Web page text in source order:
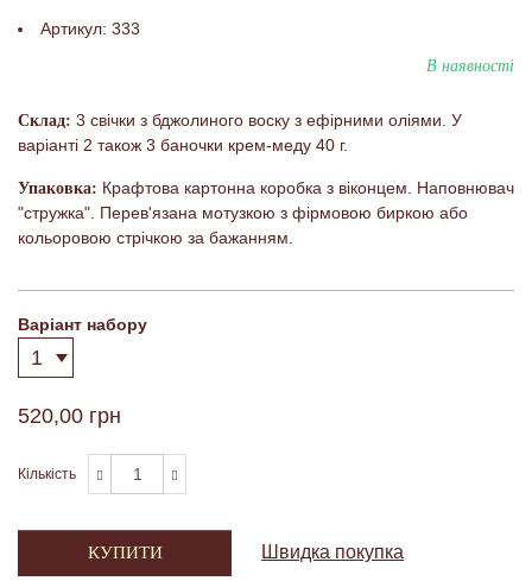
Артикул: 333
В наявності
Склад: 3 свічки з бджолиного воску з ефірними оліями. У
варіанті 2 також 3 баночки крем-меду 40 г.
Упаковка: Крафтова картонна коробка з віконцем. Наповнювач
"стружка". Перев'язана мотузкою з фірмовою биркою або
кольоровою стрічкою за бажанням.
Варіант набору
520,00 грн
Кількість
КУПИТИ Швидка покупка